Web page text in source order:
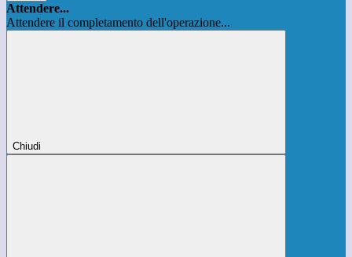
Attendere...
Attendere il completamento dell'operazione...
Chiudi